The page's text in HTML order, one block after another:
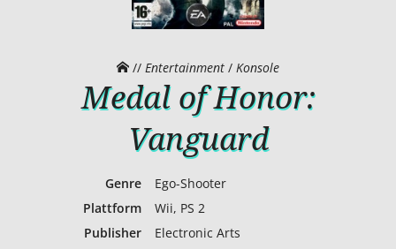
// Entertainment / Konsole
Medal of Honor:
Vanguard
Genre
Ego-Shooter
Plattform
Wii, PS 2
Publisher
Electronic Arts